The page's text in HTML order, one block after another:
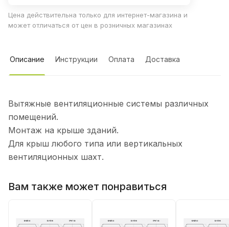
Цена действительна только для интернет-магазина и
может отличаться от цен в розничных магазинах
Описание Инструкции Оплата Доставка
Вытяжные вентиляционные системы различных
помещений.
Монтаж на крыше зданий.
Для крыш любого типа или вертикальных
вентиляционных шахт.
Вам также может понравиться